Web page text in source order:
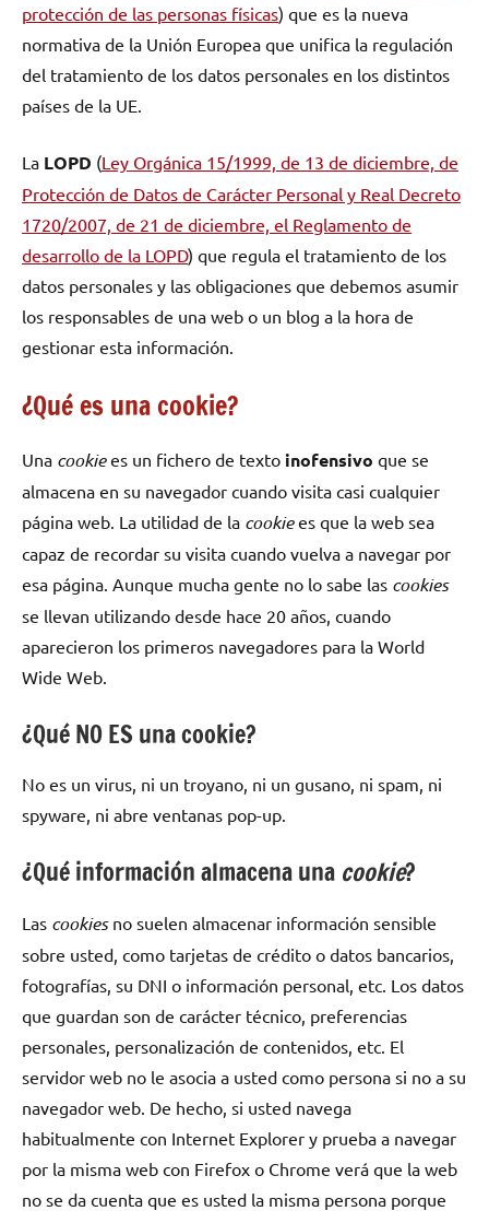
protección de las personas físicas) que es la nueva
normativa de la Unión Europea que unifica la regulación
del tratamiento de los datos personales en los distintos
países de la UE.
La LOPD (Ley Orgánica 15/1999, de 13 de diciembre, de
Protección de Datos de Carácter Personal y Real Decreto
1720/2007, de 21 de diciembre, el Reglamento de
desarrollo de la LOPD) que regula el tratamiento de los
datos personales y las obligaciones que debemos asumir
los responsables de una web o un blog a la hora de
gestionar esta información.
¿Qué es una cookie?
Una cookiees un fichero de texto inofensivo que se
almacena en su navegador cuando visita casi cualquier
página web. La utilidad de la cookiees que la web sea
capaz de recordar su visita cuando vuelva a navegar por
esa página. Aunque mucha gente no lo sabe las cookies
se llevan utilizando desde hace 20 años, cuando
aparecieron los primeros navegadores para la World
Wide Web.
¿Qué NO ES una cookie?
No es un virus, ni un troyano, ni un gusano, ni spam, ni
spyware, ni abre ventanas pop-up.
¿Qué información almacena una cookie?
Las cookiesno suelen almacenar información sensible
sobre usted, como tarjetas de crédito o datos bancarios,
fotografías, su DNI o información personal, etc. Los datos
que guardan son de carácter técnico, preferencias
personales, personalización de contenidos, etc. El
servidor web no le asocia a usted como persona si no a su
navegador web. De hecho, si usted navega
habitualmente con Internet Explorer y prueba a navegar
por la misma web con Firefox o Chrome verá que la web
no se da cuenta que es usted la misma persona porque